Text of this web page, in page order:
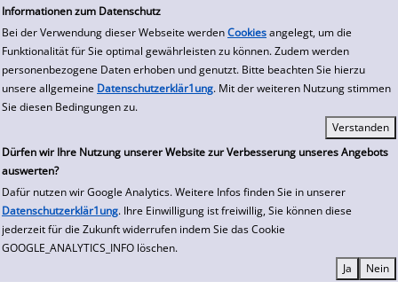
Informationen zum Datenschutz
Bei der Verwendung dieser Webseite werden Cookies angelegt, um die
Funktionalität für Sie optimal gewährleisten zu können. Zudem werden
personenbezogene Daten erhoben und genutzt. Bitte beachten Sie hierzu
unsere allgemeine Datenschutzerklär1ung. Mit der weiteren Nutzung stimmen
Sie diesen Bedingungen zu.
Dürfen wir Ihre Nutzung unserer Website zur Verbesserung unseres Angebots
auswerten?
Dafür nutzen wir Google Analytics. Weitere Infos finden Sie in unserer
Datenschutzerklär1ung. Ihre Einwilligung ist freiwillig, Sie können diese
jederzeit für die Zukunft widerrufen indem Sie das Cookie
GOOGLE_ANALYTICS_INFO löschen.
zur Navigation springen
zum Inhalt springen
Zur Detailanzeige springen